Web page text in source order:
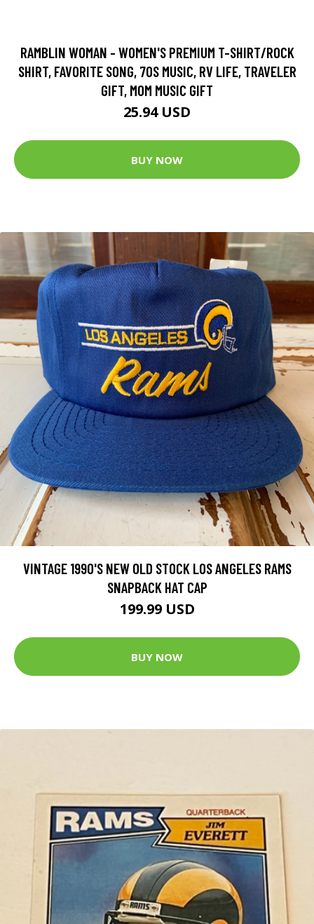
RAMBLIN WOMAN - WOMEN'S PREMIUM T-SHIRT/ROCK
SHIRT, FAVORITE SONG, 70S MUSIC, RV LIFE, TRAVELER
GIFT, MOM MUSIC GIFT
25.94 USD
BUY NOW
VINTAGE 1990'S NEW OLD STOCK LOS ANGELES RAMS
SNAPBACK HAT CAP
199.99 USD
BUY NOW